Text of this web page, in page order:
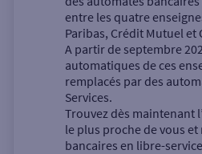
Sélectionnez votre
Un service
entre les quatre
Paribas, Crédit Mutuel et
A partir de septembre
automatiques de ces
remplacés par des
Services.
Trouvez dès maintenant
le plus proche de vous
bancaires en libre-